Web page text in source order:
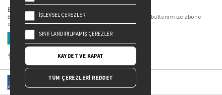
Bizi Takip Edin...
En güncel kitap ve etkinliklerden haberdar olmak için bültenimize abone
olun.
Üye Ol
İŞLEVSEL ÇEREZLER
SINIFLANDIRILMAMIŞ ÇEREZLER
KAYDET VE KAPAT
TÜM ÇEREZLERİ REDDET